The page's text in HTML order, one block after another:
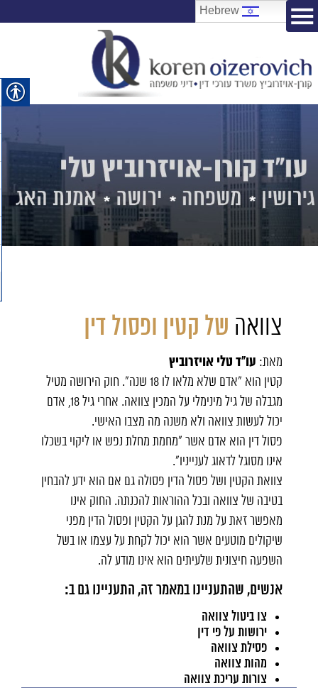
צוואה של קטין ופסול דין
מאת: עו"ד טלי אויזרוביץ
קטין הוא "אדם שלא מלאו לו 18 שנה". חוק הירושה מטיל
מגבלה של גיל מינימלי על המכין צוואה
. אחרי גיל 18, אדם
יכול לעשות צוואה ולא משנה מה מצבו האישי.
פסול דין הוא אדם אשר "מחמת מחלת נפש או ליקוי בשכלו
אינו מסוגל לדאוג לענייניו".
צוואת הקטין ושל פסול הדין פסולה גם אם הוא ידע להבחין
בטיבה של צוואה ובכל ההוראות להכנתה. החוק אינו
מאפשר זאת על מנת להגן על הקטין ופסול הדין מפני
שיקולים מוטעים אשר הוא יכול לקחת על עצמו או בשל
השפעה חיצונית שלעיתים הוא אינו מודע לה.
אנשים, שהתעניינו במאמר זה, התעניינו גם ב:
צו ביטול צוואה
ירושות על פי דין
פסילת צוואה
מהות צוואה
צורות עריכת צוואה